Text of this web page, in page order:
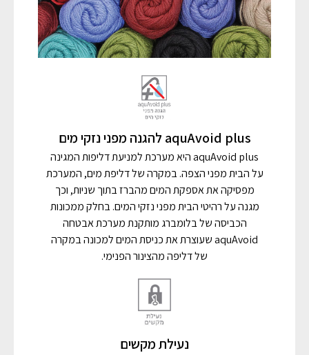
aquAvoid plus להגנה מפני נזקי מים
aquAvoid plus היא מערכת למניעת דליפות המגינה
על הבית מפני הצפה. במקרה של דליפת מים, המערכת
מפסיקה את אספקת המים מהברז בתוך שניות, וכך
מגנה על רהיטי הבית מפני נזקי המים. בחלק ממכונות
הכביסה של בלומברג מותקנת מערכת אבטחה
aquAvoid שעוצרת את כניסת המים למכונה במקרה
של דליפה מהצינור הפנימי.
נעילת מקשים